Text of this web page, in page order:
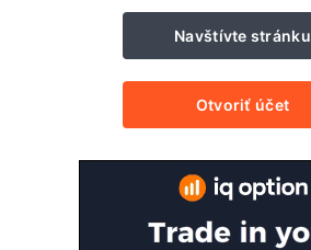
Navštívte stránku
Otvoriť účet